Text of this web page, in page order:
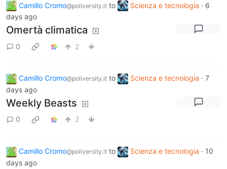
Camillo Cromo@poliversity.it to Scienza e tecnologia · 6
days ago
Omertà climatica
0 2
Camillo Cromo@poliversity.it to Scienza e tecnologia · 7
days ago
Weekly Beasts
0 2
Camillo Cromo@poliversity.it to Scienza e tecnologia · 10
days ago